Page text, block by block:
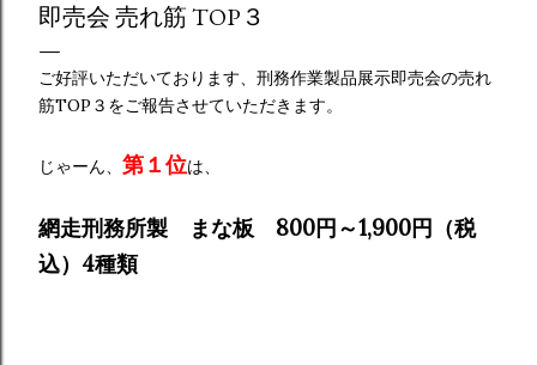
即売会 売れ筋 TOP３
ご好評いただいております、刑務作業製品展示即売会の売れ
筋TOP３をご報告させていただきます。
じゃーん、 第１位は、
網走刑務所製 まな板 800円～1,900円（税
込）4種類